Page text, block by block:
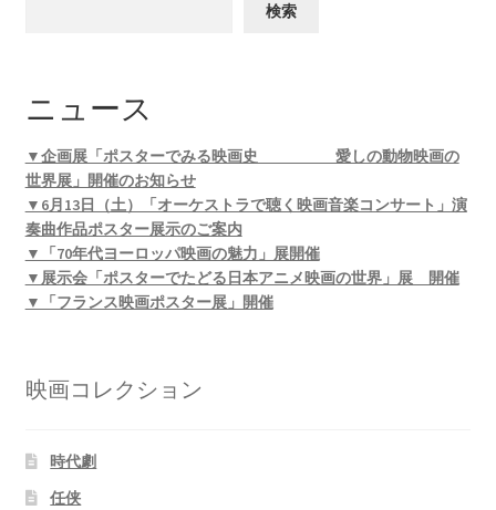
検索
ニュース
▼企画展「ポスターでみる映画史 愛しの動物映画の
世界展」開催のお知らせ
▼6月13日（土）「オーケストラで聴く映画音楽コンサート」演
奏曲作品ポスター展示のご案内
▼「70年代ヨーロッパ映画の魅力」展開催
▼展示会「ポスターでたどる日本アニメ映画の世界」展 開催
▼「フランス映画ポスター展」開催
映画コレクション
時代劇
任侠